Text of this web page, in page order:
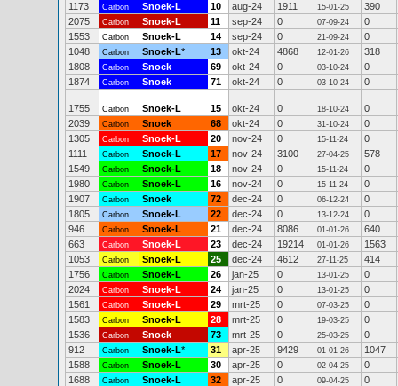
1173
Carbon Snoek-L 10 aug-24 1911 15-01-25
390
2075
Carbon Snoek-L 11 sep-24 0 07-09-24
0
1553
Carbon Snoek-L 14 sep-24 0 21-09-24
0
1048
Carbon Snoek-L* 13 okt-24 4868 12-01-26
318
1808
Carbon Snoek 69 okt-24 0 03-10-24
0
1874
Carbon Snoek 71 okt-24 0 03-10-24 0
1755 Carbon Snoek-L 15 okt-24 0 18-10-24
0
2039
Carbon Snoek 68 okt-24 0 31-10-24
0
1305
Carbon Snoek-L 20 nov-24 0 15-11-24
0
1111
Carbon Snoek-L 17 nov-24 3100 27-04-25
578
1549
Carbon Snoek-L 18 nov-24 0 15-11-24
0
1980
Carbon Snoek-L 16 nov-24 0 15-11-24
0
1907
Carbon Snoek 72 dec-24 0 06-12-24
0
1805
Carbon Snoek-L 22 dec-24 0 13-12-24
0
946
Carbon Snoek-L 21 dec-24 8086 01-01-26
640
663
Carbon Snoek-L 23 dec-24 19214 01-01-26
1563
1053
Carbon Snoek-L 25 dec-24 4612 27-11-25
414
1756
Carbon Snoek-L 26 jan-25 0 13-01-25
0
2024
Carbon Snoek-L 24 jan-25 0 13-01-25
0
1561
Carbon Snoek-L 29 mrt-25 0 07-03-25
0
1583
Carbon Snoek-L 28 mrt-25 0 19-03-25
0
1536
Carbon Snoek 73 mrt-25 0 25-03-25
0
912
Carbon Snoek-L* 31 apr-25 9429 01-01-26
1047
1588
Carbon Snoek-L 30 apr-25 0 02-04-25
0
1688
Carbon Snoek-L 32 apr-25 0 09-04-25
0